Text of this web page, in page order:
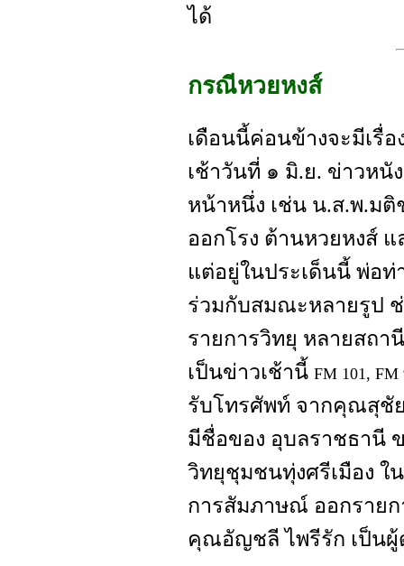
ได้
กรณีหวยหงส์
เดือนนี้ค่อนข้างจะมีเรื่อ
เช้าวันที่ ๑ มิ.ย. ข่าวห
หน้าหนึ่ง เช่น น.ส.พ.ม
ออกโรง ต้านหวยหงส์
แต่อยู่ในประเด็นนี้ พ่อท่
ร่วมกับสมณะหลายรูป
รายการวิทยุ หลายสถ
เป็นข่าวเช้านี้ FM 101,
รับโทรศัพท์ จากคุณสุชั
มีชื่อของ อุบลราชธานี
วิทยุชุมชนทุ่งศรีเมือง ใ
การสัมภาษณ์ ออกราย
คุณอัญชลี ไพรีรัก เป็นผู้